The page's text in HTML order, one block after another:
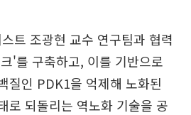
트 조광현 교수 연구팀과 협력
'를 구축하고, 이를 기반으로
질인 PDK1을 억제해 노화된
로 되돌리는 역노화 기술을 공